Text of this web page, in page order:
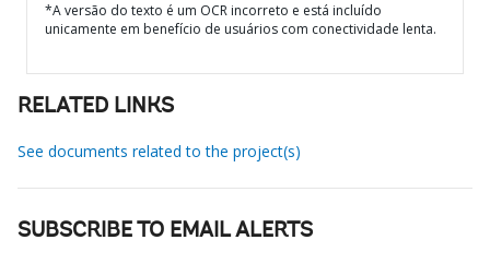
*A versão do texto é um OCR incorreto e está incluído
unicamente em benefício de usuários com conectividade lenta.
RELATED LINKS
See documents related to the project(s)
SUBSCRIBE TO EMAIL ALERTS